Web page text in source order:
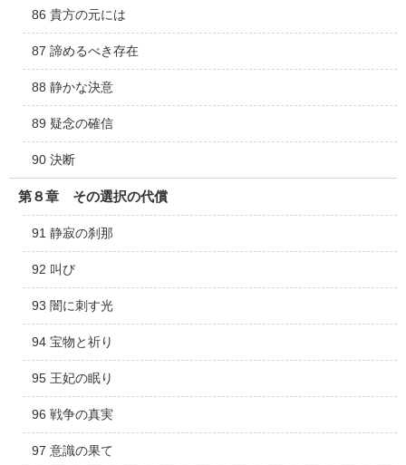
86 貴方の元には
87 諦めるべき存在
88 静かな決意
89 疑念の確信
90 決断
第８章 その選択の代償
91 静寂の刹那
92 叫び
93 闇に刺す光
94 宝物と祈り
95 王妃の眠り
96 戦争の真実
97 意識の果て